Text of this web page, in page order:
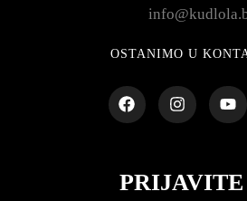
PRIJAVITE